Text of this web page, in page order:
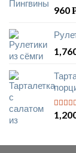
960
5 из 5